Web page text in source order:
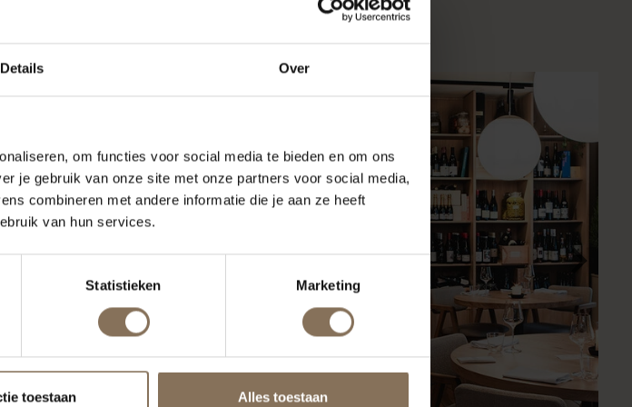
Details Over
om functies voor social media te bieden en om ons
je gebruik van onze site met onze partners voor social media,
combineren met andere informatie die je aan ze heeft
van hun services.
Statistieken Marketing
toestaan Alles toestaan